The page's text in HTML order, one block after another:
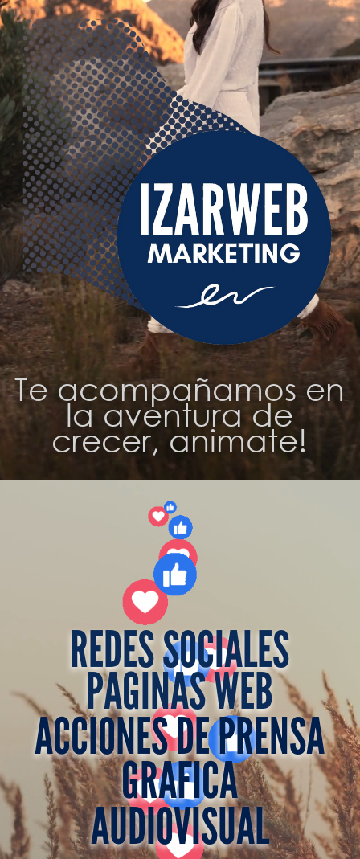
Te acompañamos en
la aventura de
crecer, animate!
REDES SOCIALES
PAGINAS WEB
ACCIONES DE PRENSA
GRAFICA
AUDIOVISUAL